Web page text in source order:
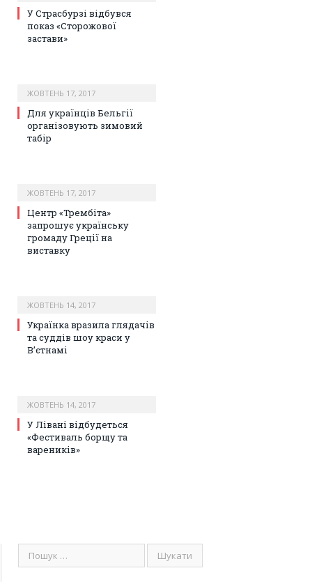
У Страсбурзі відбувся
показ «Сторожової
застави»
ЖОВТЕНЬ 17, 2017
Для українців Бельгії
організовують зимовий
табір
ЖОВТЕНЬ 17, 2017
Центр «Трембіта»
запрошує українську
громаду Греції на
виставку
ЖОВТЕНЬ 14, 2017
Українка вразила глядачів
та суддів шоу краси у
В’єтнамі
ЖОВТЕНЬ 14, 2017
У Лівані відбудеться
«Фестиваль борщу та
вареників»